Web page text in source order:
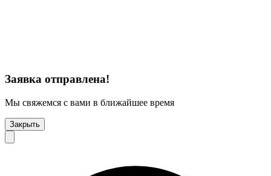
Заявка отправлена!
Мы свяжемся с вами в ближайшее время
Закрыть